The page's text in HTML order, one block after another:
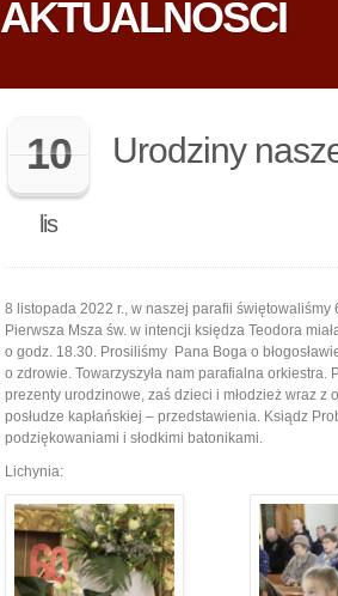
AKTUALNOŚCI
10
lis
Urodziny
8 listopada 2022 r., w naszej parafii
Pierwsza Msza św. w intencji księdza Teodora
o godz. 18.30. Prosiliśmy Pana Boga o
o zdrowie. Towarzyszyła nam parafialna orkiestra.
prezenty urodzinowe, zaś dzieci i młodzież wraz
posłudze kapłańskiej – przedstawienia. Ksiądz
podziękowaniami i słodkimi batonikami.
Lichynia: